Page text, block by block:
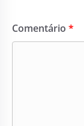
Comentário *